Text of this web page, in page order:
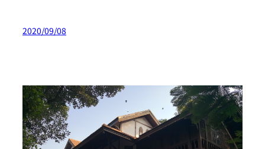
2020/09/08